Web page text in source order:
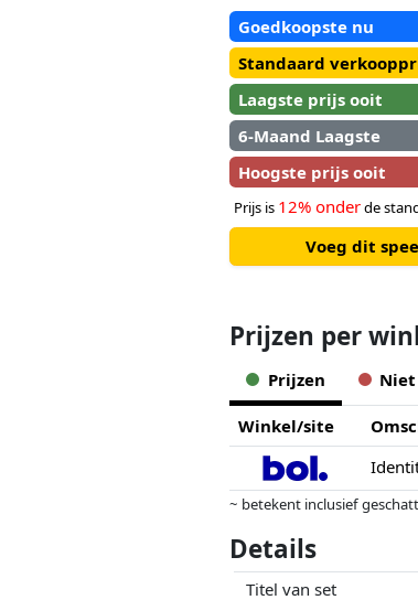
Goedkoopste nu
Standaard
Laagste prijs ooit
6-Maand Laagste
Hoogste prijs ooit
Prijs is 12% onderde
Voeg dit
Prijzen per
Prijzen
Winkel/site
~ betekent inclusief
geen enkele invoed op.
Details
Titel van set